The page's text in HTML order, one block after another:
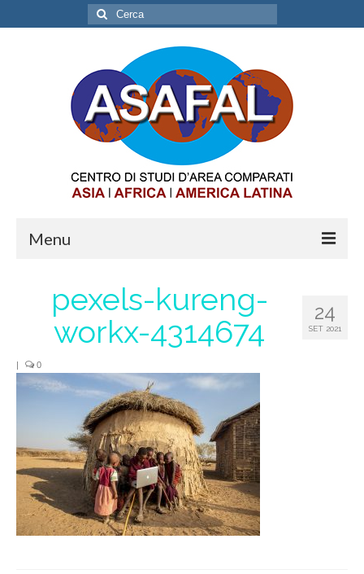
Cerca:
Menu
OPPORTUNITIES
PARTNERSHIP
RESEARCH
BIBLIOGRAPHY
MATERIALS
CONTACTS
24
SET 2021
pexels-kureng-
workx-4314674
| 0